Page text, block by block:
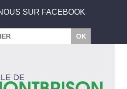
SUR FACEBOOK